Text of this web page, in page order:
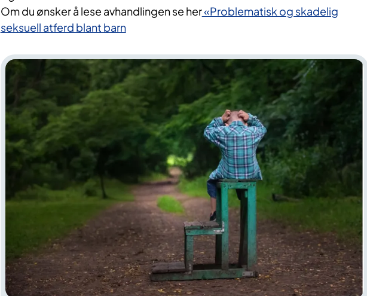
Om du ønsker å lese avhandlingen se her«Problematisk og skadelig
seksuell atferd blant barn